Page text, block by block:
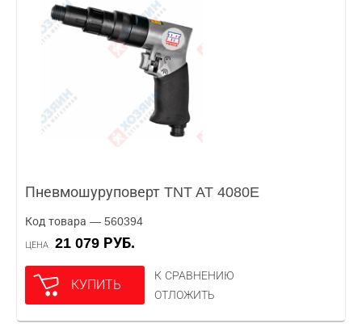
Пневмошуруповерт TNT AT 4080E
Код товара — 560394
ЦЕНА 21 079 РУБ.
КУПИТЬ
К СРАВНЕНИЮ
ОТЛОЖИТЬ